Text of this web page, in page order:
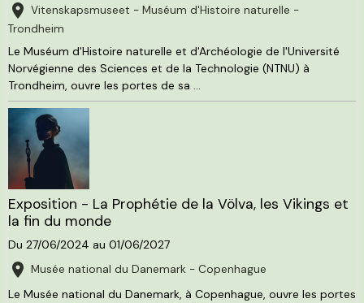
Vitenskapsmuseet - Muséum d'Histoire naturelle -
Trondheim
Le Muséum d'Histoire naturelle et d'Archéologie de l'Université
Norvégienne des Sciences et de la Technologie (NTNU) à
Trondheim, ouvre les portes de sa ...
Exposition - La Prophétie de la Völva, les Vikings et
la fin du monde
Du 27/06/2024 au 01/06/2027
Musée national du Danemark - Copenhague
Le Musée national du Danemark, à Copenhague, ouvre les portes